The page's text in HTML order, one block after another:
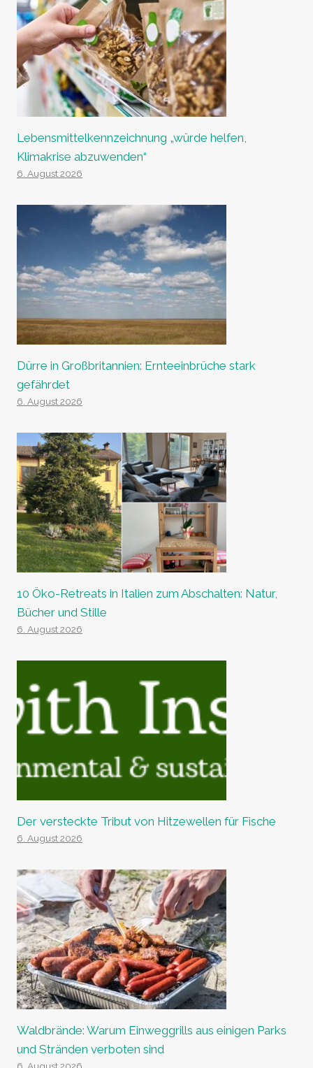
Lebensmittelkennzeichnung „würde helfen,
Klimakrise abzuwenden“
6. August 2026
Dürre in Großbritannien: Ernteeinbrüche stark
gefährdet
6. August 2026
10 Öko-Retreats in Italien zum Abschalten: Natur,
Bücher und Stille
6. August 2026
Der versteckte Tribut von Hitzewellen für Fische
6. August 2026
Waldbrände: Warum Einweggrills aus einigen Parks
und Stränden verboten sind
6. August 2026